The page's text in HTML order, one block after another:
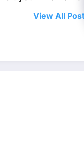
View All